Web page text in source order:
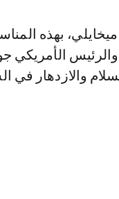
بهذه
الأمريكي
والازدهار في